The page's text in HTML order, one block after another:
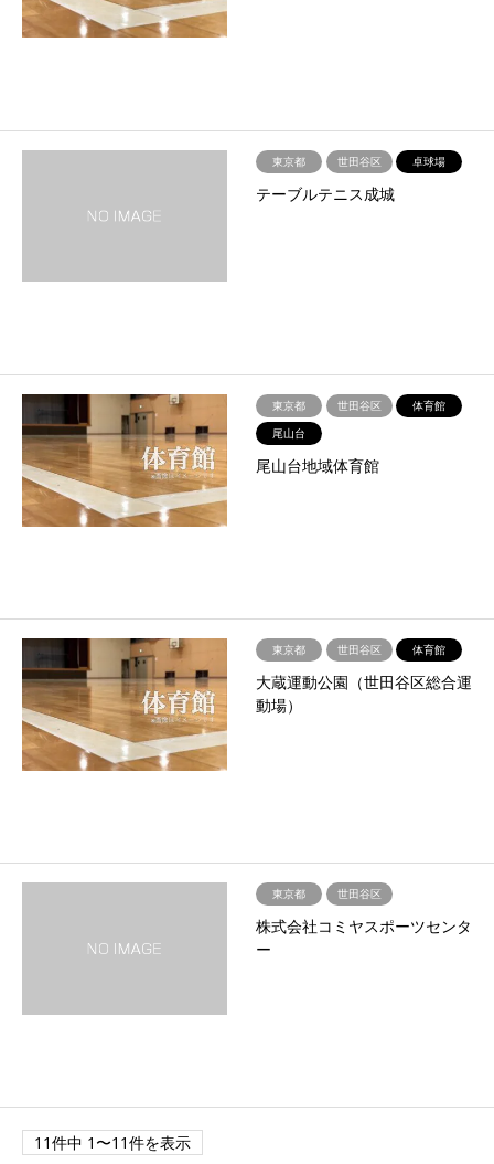
東京都 世田谷区 卓球場
テーブルテニス成城
東京都 世田谷区
体育館
尾山台
尾山台地域体育館
東京都 世田谷区 体育館
大蔵運動公園（世田谷区総合運
動場）
東京都 世田谷区
株式会社コミヤスポーツセンタ
ー
11件中 1〜11件を表示